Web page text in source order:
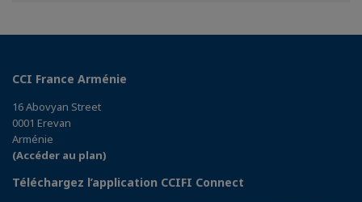
CCI France Arménie
16 Abovyan Street
0001 Erevan
Arménie
(Accéder au plan)
Téléchargez l’application CCIFI Connect